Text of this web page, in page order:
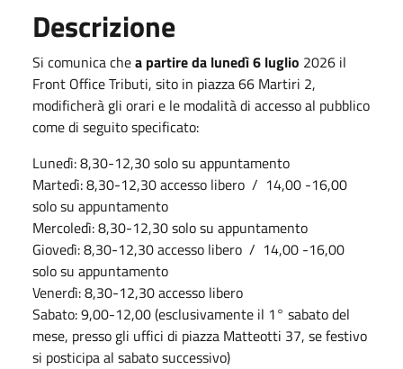
Descrizione
Si comunica chea partire da lunedì 6 luglio 2026 il
Front Office Tributi, sito in piazza 66 Martiri 2,
modificherà gli orari e le modalità di accesso al pubblico
come di seguito specificato:
Lunedì: 8,30-12,30 solo su appuntamento
Martedì: 8,30-12,30 accesso libero / 14,00 -16,00
solo su appuntamento
Mercoledì: 8,30-12,30 solo su appuntamento
Giovedì: 8,30-12,30 accesso libero / 14,00 -16,00
solo su appuntamento
Venerdì: 8,30-12,30 accesso libero
Sabato: 9,00-12,00 (esclusivamente il 1° sabato del
mese, presso gli uffici di piazza Matteotti 37, se festivo
si posticipa al sabato successivo)